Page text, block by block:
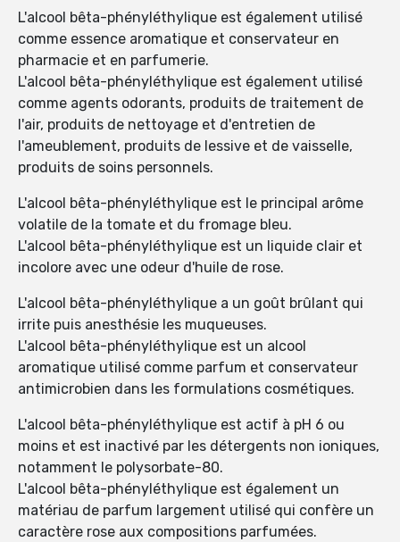
L'alcool bêta-phényléthylique est également utilisé
comme essence aromatique et conservateur en
pharmacie et en parfumerie.
L'alcool bêta-phényléthylique est également utilisé
comme agents odorants, produits de traitement de
l'air, produits de nettoyage et d'entretien de
l'ameublement, produits de lessive et de vaisselle,
produits de soins personnels.
L'alcool bêta-phényléthylique est le principal arôme
volatile de la tomate et du fromage bleu.
L'alcool bêta-phényléthylique est un liquide clair et
incolore avec une odeur d'huile de rose.
L'alcool bêta-phényléthylique a un goût brûlant qui
irrite puis anesthésie les muqueuses.
L'alcool bêta-phényléthylique est un alcool
aromatique utilisé comme parfum et conservateur
antimicrobien dans les formulations cosmétiques.
L'alcool bêta-phényléthylique est actif à pH 6 ou
moins et est inactivé par les détergents non ioniques,
notamment le polysorbate-80.
L'alcool bêta-phényléthylique est également un
matériau de parfum largement utilisé qui confère un
caractère rose aux compositions parfumées.